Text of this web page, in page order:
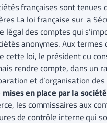
françaises sont
La loi française sur la
légal des comptes qui
anonymes. Aux
cette loi, le président du
rendre compte, dans un
et d’organisation
en place par la société
les commissaires aux
de contrôle interne qui